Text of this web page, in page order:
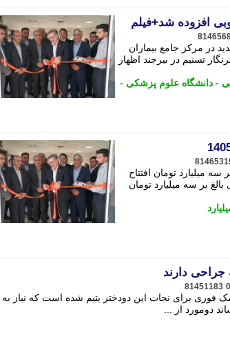
افزودن 10 تخت دیالیزی جدید در مرکز جامع بیماران
تسنیم در بیرجند اظهار
- دانشگاه علوم پزشکی -
سه میلیارد تومان افتتاح
بر سه میلیارد تومان
جراحی دارند
81451183
فوری برای نجات این دودختر یتیم شده است که نیاز به
دومورد از ...